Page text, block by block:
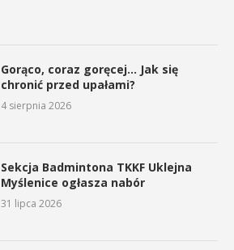
Gorąco, coraz goręcej… Jak się
chronić przed upałami?
4 sierpnia 2026
Sekcja Badmintona TKKF Uklejna
Myślenice ogłasza nabór
31 lipca 2026